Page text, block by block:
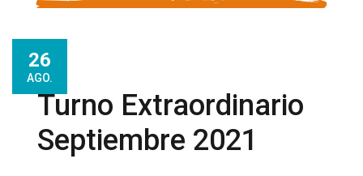
26
AGO.
Turno Extraordinario
Septiembre 2021